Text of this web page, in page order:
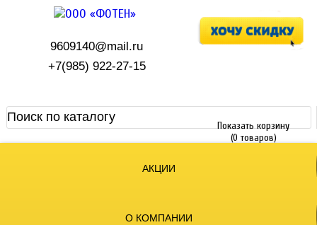
9609140@mail.ru
+7(985) 922-27-15
Показать корзину
(0 товаров)
АКЦИИ
О КОМПАНИИ